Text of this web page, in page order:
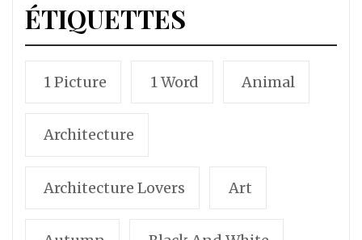
ÉTIQUETTES
1 Picture 1 Word Animal
Architecture
Architecture Lovers Art